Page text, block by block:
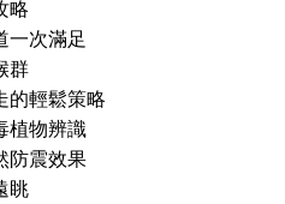
略
一次滿足
群
的輕鬆策略
植物辨識
防震效果
眺